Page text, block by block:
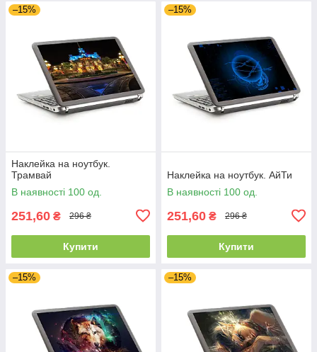
–15%
Наклейка на ноутбук.
Трамвай
В наявності 100 од.
251,60 ₴ 296 ₴
Купити
–15%
Наклейка на ноутбук. АйТи
В наявності 100 од.
251,60 ₴ 296 ₴
Купити
–15% –15%